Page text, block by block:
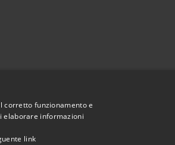
corretto funzionamento e
elaborare informazioni
link